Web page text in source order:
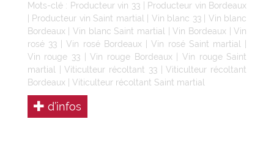
Mots-clé : Producteur vin 33
Producteur vin Bordeaux
Producteur vin Saint martial| Vin blanc 33| Vin blanc
Bordeaux|Vin blanc Saint martial |Vin Bordeaux|Vin
rosé 33 |Vin rosé Bordeaux|Vin rosé Saint martial
Vin rouge 33 |Vin rouge Bordeaux| Vin rouge Saint
martial|Viticulteur récoltant 33|Viticulteur récoltant
Bordeaux| Viticulteur récoltant Saint martial
d’infos